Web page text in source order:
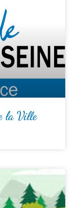
la Ville